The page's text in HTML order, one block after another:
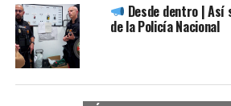
Desde dentro | Así
de la Policía Nacional